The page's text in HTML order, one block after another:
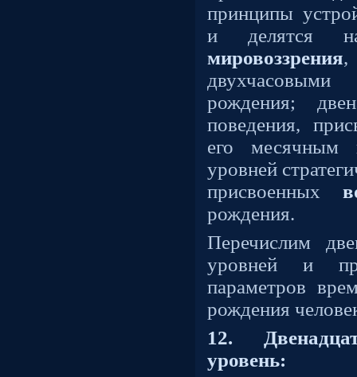
принципы
и делятся
мировоззрения
рождения;
поведения,
его месячным
уровней
присвоенных
рождения.
Перечислим
уровней и
параметров
рождения
12.
уровень: